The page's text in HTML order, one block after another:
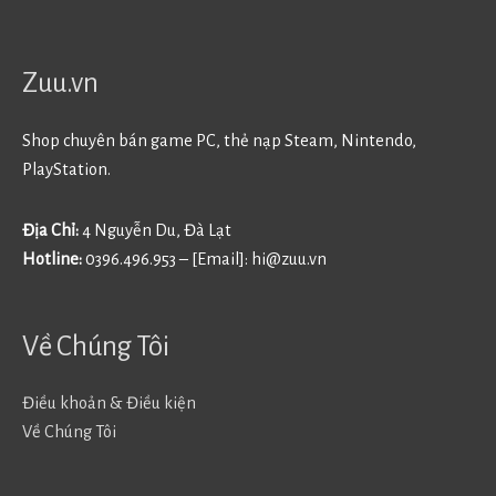
Zuu.vn
Shop chuyên bán game PC, thẻ nạp Steam, Nintendo,
PlayStation.
Địa Chỉ:4 Nguyễn Du, Đà Lạt
Hotline:0396.496.953 – [Email]: hi@zuu.vn
Về Chúng Tôi
Điều khoản & Điều kiện
Về Chúng Tôi